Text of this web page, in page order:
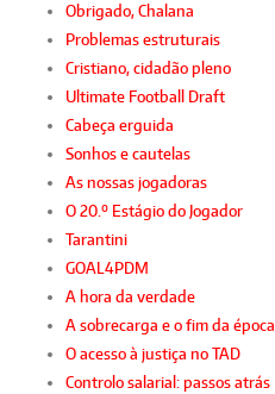
Obrigado, Chalana
Problemas estruturais
Cristiano, cidadão pleno
Ultimate Football Draft
Cabeça erguida
Sonhos e cautelas
As nossas jogadoras
O 20.º Estágio do Jogador
Tarantini
GOAL4PDM
A hora da verdade
A sobrecarga e o fim da época
O acesso à justiça no TAD
Controlo salarial: passos atrás